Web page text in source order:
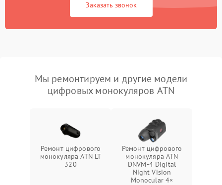
Заказать звонок
Мы ремонтируем и другие модели
цифровых монокуляров ATN
Ремонт цифрового
монокуляра ATN LT
320
Ремонт цифрового
монокуляра ATN
DNVM-4 Digital
Night Vision
Monocular 4×